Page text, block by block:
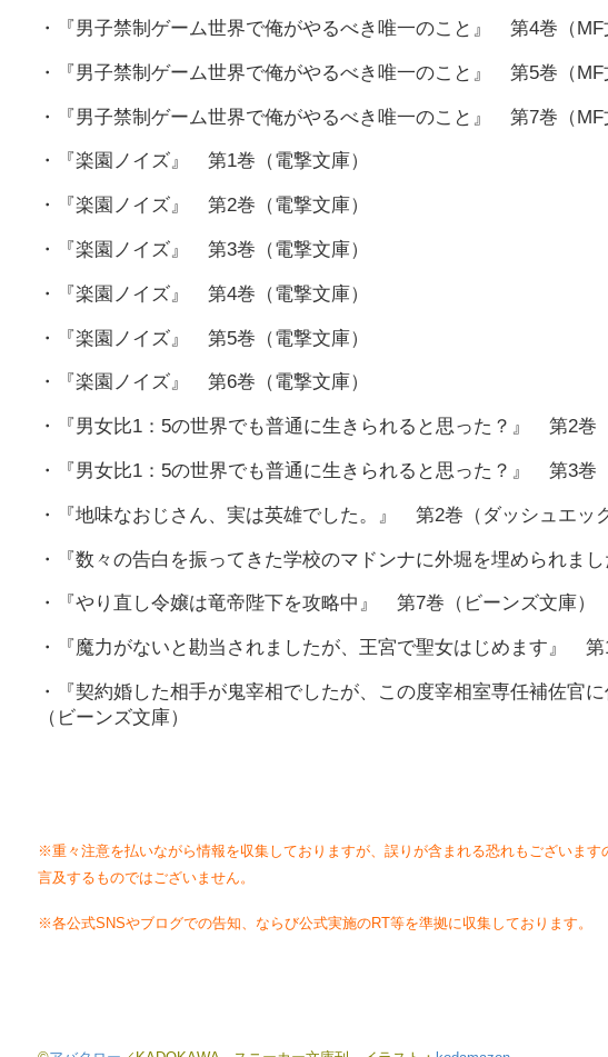
・『男子禁制ゲーム世界で俺がやるべき唯一のこと』 第4巻（MF
・『男子禁制ゲーム世界で俺がやるべき唯一のこと』 第5巻（MF
・『男子禁制ゲーム世界で俺がやるべき唯一のこと』 第7巻（MF
・『楽園ノイズ』 第1巻（電撃文庫）
・『楽園ノイズ』 第2巻（電撃文庫）
・『楽園ノイズ』 第3巻（電撃文庫）
・『楽園ノイズ』 第4巻（電撃文庫）
・『楽園ノイズ』 第5巻（電撃文庫）
・『楽園ノイズ』 第6巻（電撃文庫）
・『男女比1：5の世界でも普通に生きられると思った？』 第2巻
・『男女比1：5の世界でも普通に生きられると思った？』 第3巻
・『地味なおじさん、実は英雄でした。』 第2巻（ダッシュエッ
・『数々の告白を振ってきた学校のマドンナに外堀を埋められま
・『やり直し令嬢は竜帝陛下を攻略中』 第7巻（ビーンズ文庫）
・『魔力がないと勘当されましたが、王宮で聖女はじめます』 第
・『契約婚した相手が鬼宰相でしたが、この度宰相室専任補佐
（ビーンズ文庫）
※重々注意を払いながら情報を収集しておりますが、誤りが含まれる恐れもございま
言及するものではございません。
※各公式SNSやブログでの告知、ならび公式実施のRT等を準拠に収集しております。